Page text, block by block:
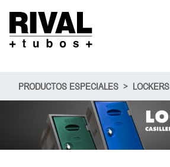
PRODUCTOS ESPECIALES > LOCKERS